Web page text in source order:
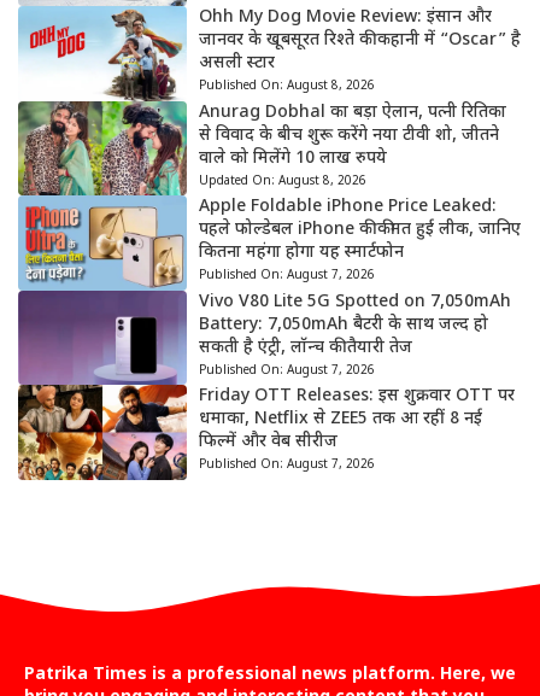
Ohh My Dog Movie Review: इंसान और
जानवर के खूबसूरत रिश्ते की कहानी में “Oscar” है
असली स्टार
Published On: August 8, 2026
Anurag Dobhal का बड़ा ऐलान, पत्नी रितिका
से विवाद के बीच शुरू करेंगे नया टीवी शो, जीतने
वाले को मिलेंगे 10 लाख रुपये
Updated On: August 8, 2026
Apple Foldable iPhone Price Leaked:
पहले फोल्डेबल iPhone की कीमत हुई लीक, जानिए
कितना महंगा होगा यह स्मार्टफोन
Published On: August 7, 2026
Vivo V80 Lite 5G Spotted on 7,050mAh
Battery: 7,050mAh बैटरी के साथ जल्द हो
सकती है एंट्री, लॉन्च की तैयारी तेज
Published On: August 7, 2026
Friday OTT Releases: इस शुक्रवार OTT पर
धमाका, Netflix से ZEE5 तक आ रहीं 8 नई
फिल्में और वेब सीरीज
Published On: August 7, 2026
Patrika Times is a professional news platform. Here, we